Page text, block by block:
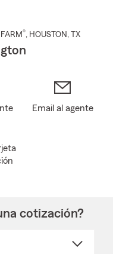
®, HOUSTON , TX
Email al agente
cotización?